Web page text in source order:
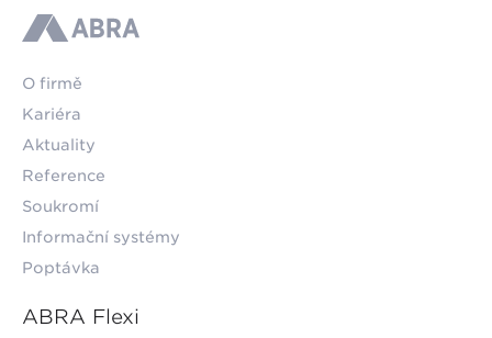
ABRA
O firmě
Kariéra
Aktuality
Reference
Soukromí
Informační systémy
Poptávka
ABRA Flexi